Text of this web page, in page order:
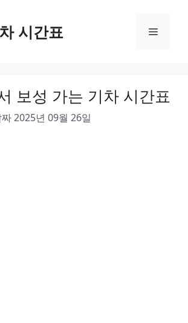
시간표 Menu
보성 가는 기차 시간표
2025년 09월 26일